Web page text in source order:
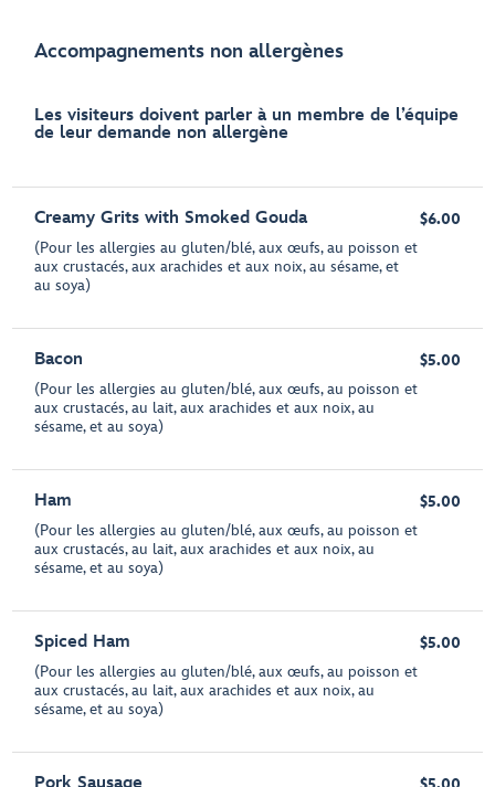
Accompagnements non allergènes
Les visiteurs doivent parler à un membre de l’équipe
de leur demande non allergène
Creamy Grits with Smoked Gouda
(Pour les allergies au gluten/blé, aux œufs, au poisson et
aux crustacés, aux arachides et aux noix, au sésame, et
au soya)
$6.00
Bacon
(Pour les allergies au gluten/blé, aux œufs, au poisson et
aux crustacés, au lait, aux arachides et aux noix, au
sésame, et au soya)
$5.00
Ham
(Pour les allergies au gluten/blé, aux œufs, au poisson et
aux crustacés, au lait, aux arachides et aux noix, au
sésame, et au soya)
$5.00
Spiced Ham
(Pour les allergies au gluten/blé, aux œufs, au poisson et
aux crustacés, au lait, aux arachides et aux noix, au
sésame, et au soya)
$5.00